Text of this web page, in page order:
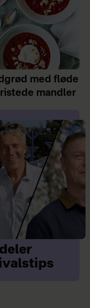
med fløde
mandler